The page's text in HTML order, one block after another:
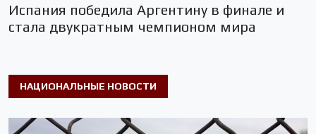
Испания победила Аргентину в финале и
стала двукратным чемпионом мира
НАЦИОНАЛЬНЫЕ НОВОСТИ